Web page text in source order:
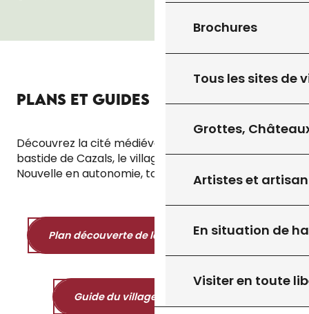
Brochures
Tous les sites de
Grottes,
Artistes et
En situation de
Visiter en toute
PLANS ET GUIDES DE VISITE
Découvrez la cité médiévale de Gourdon, la
bastide de Cazals, le village de Salviac ou l’Abbaye
Nouvelle en autonomie, toute l’année !
Plan découverte de la cité médiévale 6MB
Guide du village de Salviac